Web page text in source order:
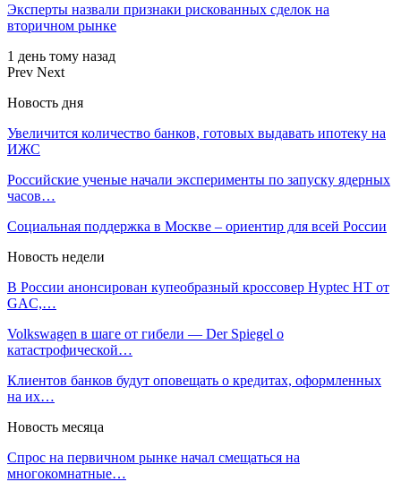
Эксперты назвали признаки рискованных сделок на
вторичном рынке
1 день тому назад
Prev Next
Новость дня
Увеличится количество банков, готовых выдавать ипотеку на
ИЖС
Российские ученые начали эксперименты по запуску ядерных
часов…
Социальная поддержка в Москве – ориентир для всей России
Новость недели
В России анонсирован купеобразный кроссовер Hyptec HT от
GAC,…
Volkswagen в шаге от гибели — Der Spiegel о
катастрофической…
Клиентов банков будут оповещать о кредитах, оформленных
на их…
Новость месяца
Спрос на первичном рынке начал смещаться на
многокомнатные…